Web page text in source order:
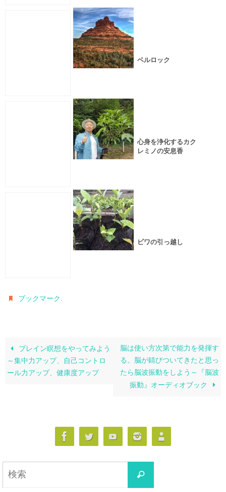
ベルロック
心身を浄化するカク
レミノの安息香
ビワの引っ越し
ブックマーク.
ブレイン瞑想をやってみよう
～集中力アップ、自己コントロ
ール力アップ、健康度アップ
脳は使い方次第で能力を発揮す
る。脳が錆びついてきたと思っ
たら脳波振動をしよう～『脳波
振動』オーディオブック
検
索